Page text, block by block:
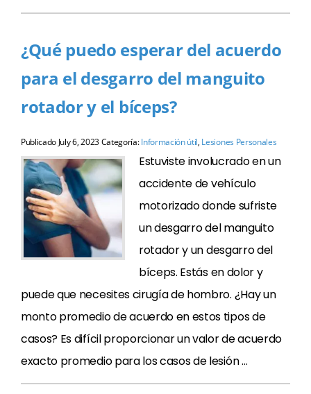
¿Qué puedo esperar del acuerdo
para el desgarro del manguito
rotador y el bíceps?
Publicado July 6, 2023Categoría:Información útil, Lesiones Personales
Estuviste involucrado en un
accidente de vehículo
motorizado donde sufriste
un desgarro del manguito
rotador y un desgarro del
bíceps. Estás en dolor y
puede que necesites cirugía de hombro. ¿Hay un
monto promedio de acuerdo en estos tipos de
casos? Es difícil proporcionar un valor de acuerdo
exacto promedio para los casos de lesión …